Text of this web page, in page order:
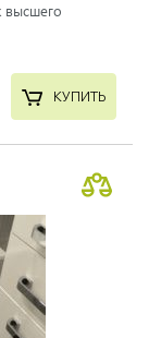
высшего
КУПИТЬ